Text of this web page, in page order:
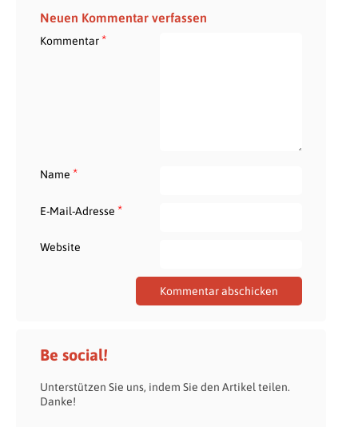
Neuen Kommentar verfassen
Kommentar*
Name *
E-Mail-Adresse *
Website
Be social!
Unterstützen Sie uns, indem Sie den Artikel teilen.
Danke!